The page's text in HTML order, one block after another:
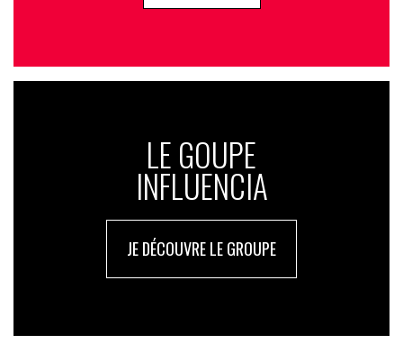
LE GOUPE
INFLUENCIA
JE DÉCOUVRE LE GROUPE